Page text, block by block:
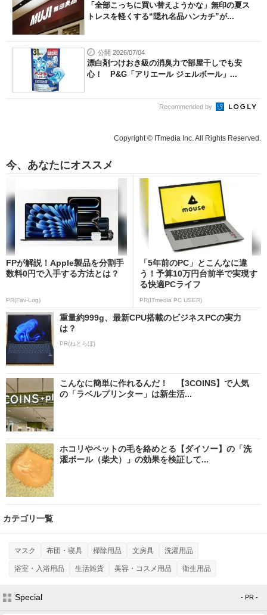
「全部こっちに買い替えようかな」無印の夏ス
トレスを軽くする“隠れ名品ハンカチ”が...
公開 2026/07/04
漂白剤つけおき級の消臭力で部屋干しでも安
心！ P&G「アリエール ジェルボール」...
Recommended by
Copyright © ITmedia Inc. All Rights Reserved.
今、あなたにオススメ
FPが解説！Apple製品を分割手
数料0円で入手する方法とは？
PR(Fav-Log)
「5年前のPC」とこんなに違
う！予算10万円台前半で実現す
る快適PCライフ
PR(ITmedia PC USER)
重量約999g、最新CPU搭載のビジネスPCの実力
は？
PR(ねとらぼ)
こんなに簡単に作れるんだ！ 【3COINS】で人気
の「ラベルプリンター」は新生活...
ホコリやペットの毛を絡めとる【ダイソー】の「洗
濯ボール（柴犬）」の効果を検証して...
カテゴリ一覧
マスク 布団・寝具 掃除用品 文房具 洗濯用品
浴室・入浴用品 生活雑貨 美容・コスメ用品 衛生用品
Special - PR -